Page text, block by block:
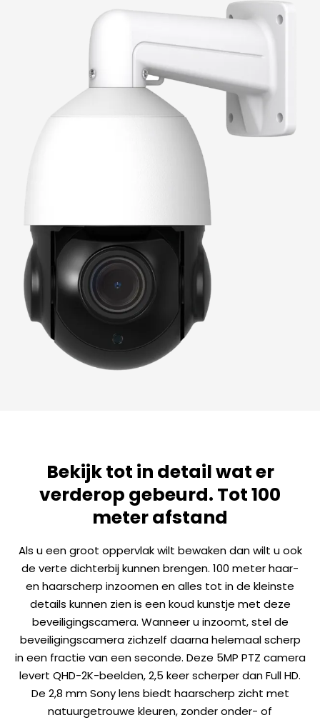
Bekijk tot in detail wat er
verderop gebeurd. Tot 100
meter afstand
Als u een groot oppervlak wilt bewaken dan wilt u ook
de verte dichterbij kunnen brengen. 100 meter haar-
en haarscherp inzoomen en alles tot in de kleinste
details kunnen zien is een koud kunstje met deze
beveiligingscamera. Wanneer u inzoomt, stel de
beveiligingscamera zichzelf daarna helemaal scherp
in een fractie van een seconde. Deze 5MP PTZ camera
levert QHD-2K-beelden, 2,5 keer scherper dan Full HD.
De 2,8 mm Sony lens biedt haarscherp zicht met
natuurgetrouwe kleuren, zonder onder- of